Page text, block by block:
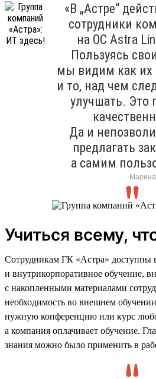
«В „Астре“
сотрудники
на ОС Astra
Пользуясь
мы видим как их
и то, над чем
улучшать. Это
Да и
предлагать
а самим
Учиться всему,
Сотрудникам ГК «Астра» доступны
и внутрикорпоративное обучение,
с накопленными материалами
необходимость во внешнем
нужную конференцию или курс
а компания оплачивает обучение.
знания можно было применить в